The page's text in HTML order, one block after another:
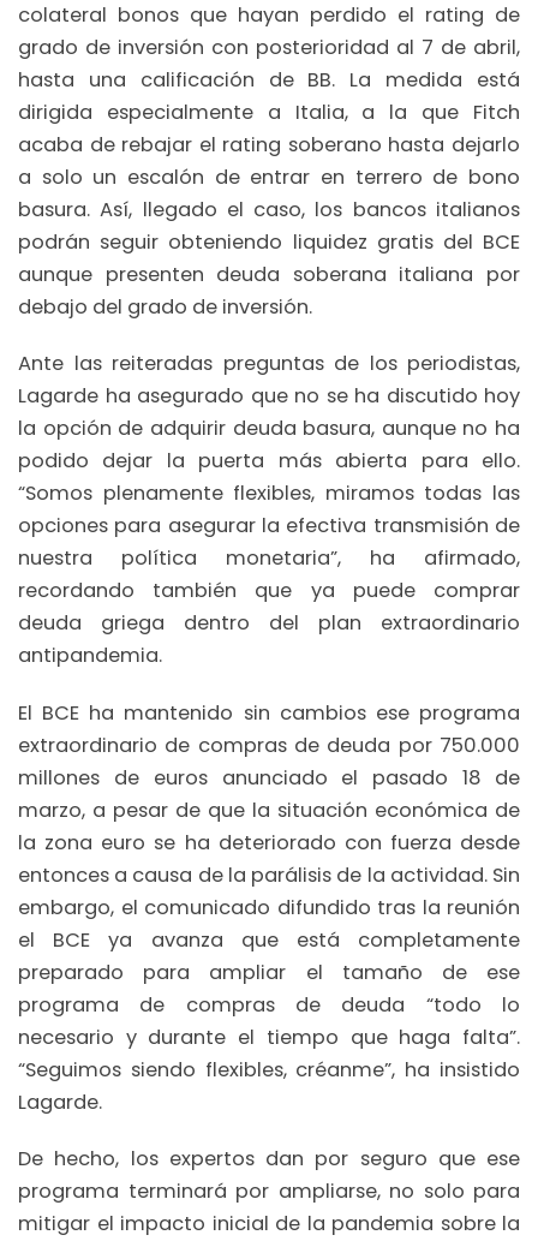
colateral bonos que hayan perdido el rating de
grado de inversión con posterioridad al 7 de abril,
hasta una calificación de BB. La medida está
dirigida especialmente a Italia, a la que Fitch
acaba de rebajar el rating soberano hasta dejarlo
a solo un escalón de entrar en terrero de bono
basura. Así, llegado el caso, los bancos italianos
podrán seguir obteniendo liquidez gratis del BCE
aunque presenten deuda soberana italiana por
debajo del grado de inversión.
Ante las reiteradas preguntas de los periodistas,
Lagarde ha asegurado que no se ha discutido hoy
la opción de adquirir deuda basura, aunque no ha
podido dejar la puerta más abierta para ello.
“Somos plenamente flexibles, miramos todas las
opciones para asegurar la efectiva transmisión de
nuestra política monetaria”, ha afirmado,
recordando también que ya puede comprar
deuda griega dentro del plan extraordinario
antipandemia.
El BCE ha mantenido sin cambios ese programa
extraordinario de compras de deuda por 750.000
millones de euros anunciado el pasado 18 de
marzo, a pesar de que la situación económica de
la zona euro se ha deteriorado con fuerza desde
entonces a causa de la parálisis de la actividad. Sin
embargo, el comunicado difundido tras la reunión
el BCE ya avanza que está completamente
preparado para ampliar el tamaño de ese
programa de compras de deuda “todo lo
necesario y durante el tiempo que haga falta”.
“Seguimos siendo flexibles, créanme”, ha insistido
Lagarde.
De hecho, los expertos dan por seguro que ese
programa terminará por ampliarse, no solo para
mitigar el impacto inicial de la pandemia sobre la